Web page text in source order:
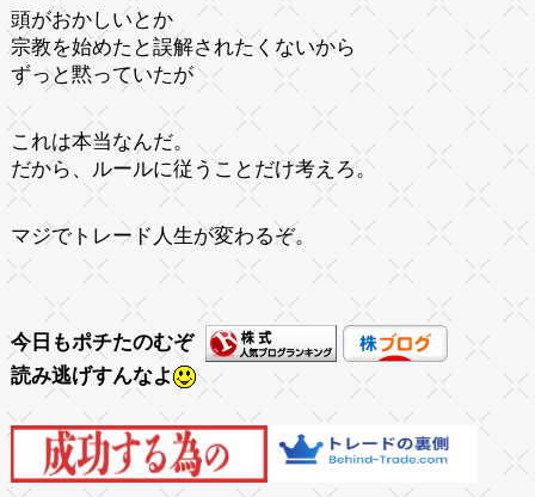
頭がおかしいとか
宗教を始めたと誤解されたくないから
ずっと黙っていたが
これは本当なんだ。
だから、ルールに従うことだけ考えろ。
マジでトレード人生が変わるぞ。
今日もポチたのむぞ
読み逃げすんなよ